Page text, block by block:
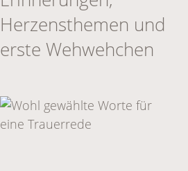
Herzensthemen und
erste Wehwehchen